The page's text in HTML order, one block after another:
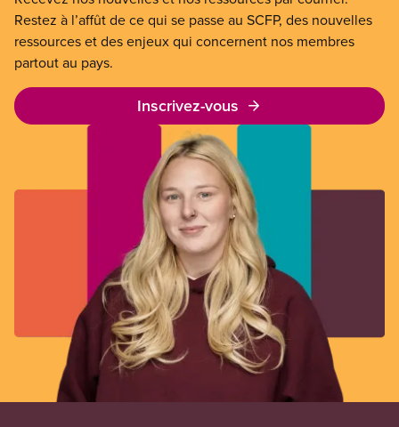
Restez à l’affût de ce qui se passe au SCFP, des nouvelles
ressources et des enjeux qui concernent nos membres
partout au pays.
Inscrivez-vous